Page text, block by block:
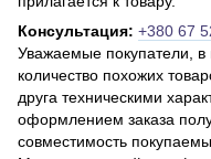
Консультация: +380 67
Уважаемые покупатели,
количество похожих
друга техническими
оформлением заказа
совместимость